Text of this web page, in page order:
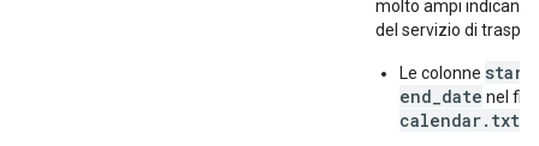
molto ampi indicano
del servizio di
Le colonne
end_date nel file
calendar.txt